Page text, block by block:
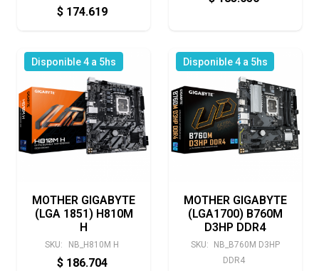
$ 174.619
Disponible 4 a 5hs
MOTHER GIGABYTE
(LGA 1851) H810M
H
SKU: NB_H810M H
$ 186.704
Disponible 4 a 5hs
MOTHER GIGABYTE
(LGA1700) B760M
D3HP DDR4
SKU:
NB_B760M D3HP
DDR4